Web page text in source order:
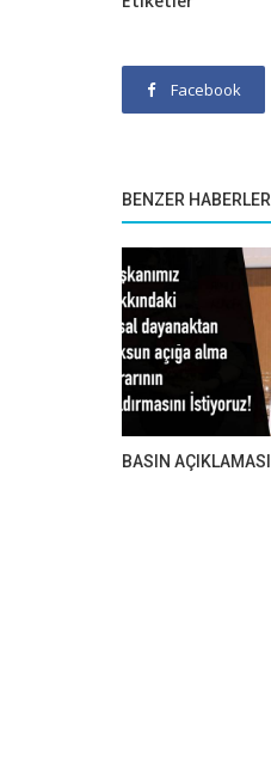
Facebook
BENZER HABERLER
BASIN AÇIKLAMASI